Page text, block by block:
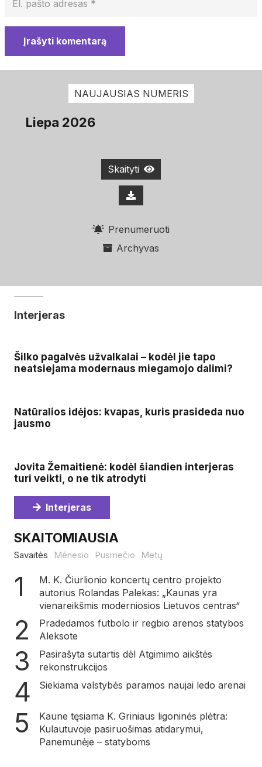
Įrašyti komentarą
NAUJAUSIAS NUMERIS
Liepa 2026
Skaityti
Prenumeruoti
Archyvas
Interjeras
Šilko pagalvės užvalkalai – kodėl jie tapo
neatsiejama modernaus miegamojo dalimi?
Natūralios idėjos: kvapas, kuris prasideda nuo
jausmo
Jovita Žemaitienė: kodėl šiandien interjeras
turi veikti, o ne tik atrodyti
Interjeras
SKAITOMIAUSIA
Savaitės Mėnesio Pusmečio Metų
M. K. Čiurlionio koncertų centro projekto
autorius Rolandas Palekas: „Kaunas yra
vienareikšmis moderniosios Lietuvos centras“
Pradedamos futbolo ir regbio arenos statybos
Aleksote
Pasirašyta sutartis dėl Atgimimo aikštės
rekonstrukcijos
Siekiama valstybės paramos naujai ledo arenai
Kaune tęsiama K. Griniaus ligoninės plėtra:
Kulautuvoje pasiruošimas atidarymui,
Panemunėje – statyboms